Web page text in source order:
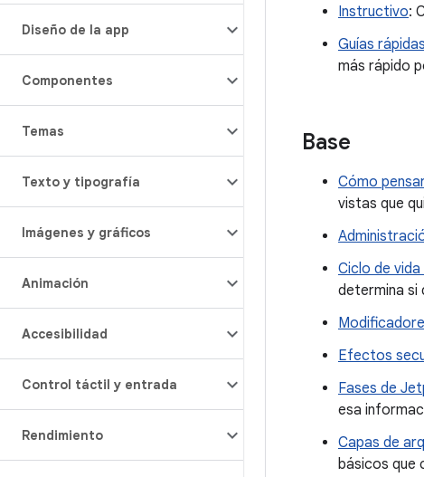
Diseño de la app
Componentes
Temas
Texto y tipografía
Imágenes y gráficos
Animación
Accesibilidad
Control táctil y entrada
Rendimiento
Instructivo:
Guías rápidas
más rápido
Base
Cómo
vistas que
Ciclo de
determina si
Efectos
Fases de
esa
Capas de
básicos que